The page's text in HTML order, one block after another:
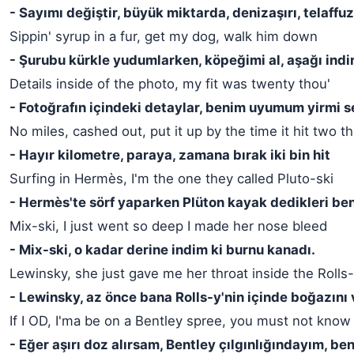
- Sayımı değiştir, büyük miktarda, denizaşırı,
Sippin' syrup in a fur, get my dog, walk him down
- Şurubu kürkle yudumlarken, köpeğimi al, aşağı
Details inside of the photo, my fit was twenty thou'
- Fotoğrafın içindeki detaylar, benim uyumum yirmi
No miles, cashed out, put it up by the time it hit two
- Hayır kilometre, paraya, zamana bırak iki bin hit
Surfing in Hermès, I'm the one they called Pluto-ski
- Hermès'te sörf yaparken Plüton kayak dedikleri
Mix-ski, I just went so deep I made her nose bleed
- Mix-ski, o kadar derine indim ki burnu kanadı.
Lewinsky, she just gave me her throat inside the
- Lewinsky, az önce bana Rolls-y'nin içinde boğazını
If I OD, I'ma be on a Bentley spree, you must not
- Eğer aşırı doz alırsam, Bentley çılgınlığındayım,